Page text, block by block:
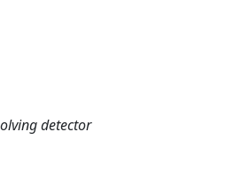
detector